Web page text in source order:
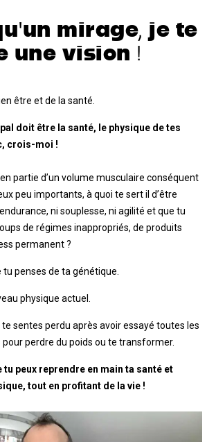
mirage, je te
une vision !
être et de la santé.
doit être la santé, le physique de tes
crois-moi !
partie d’un volume musculaire conséquent
peu importants, à quoi te sert il d’être
ni souplesse, ni agilité et que tu
de régimes inappropriés, de produits
permanent ?
penses de ta génétique.
physique actuel.
sentes perdu après avoir essayé toutes les
perdre du poids ou te transformer.
tu peux reprendre en main ta santé et
tout en profitant de la vie !